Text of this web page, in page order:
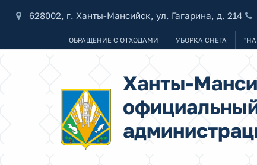
628002, г. Ханты-Мансийск, ул. Гагарина, д. 214
ОБРАЩЕНИЕ С ОТХОДАМИ УБОРКА СНЕГА
Ханты-